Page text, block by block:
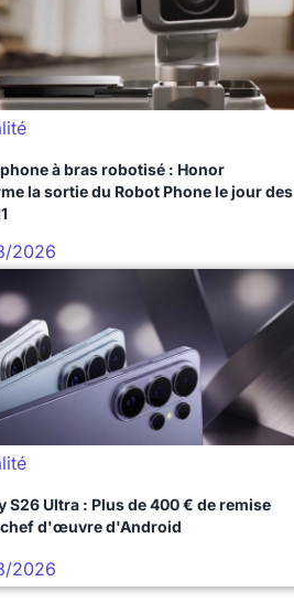
à bras robotisé : Honor
la sortie du Robot Phone le jour des
2026
S26 Ultra : Plus de 400 € de remise
d'œuvre d'Android
2026